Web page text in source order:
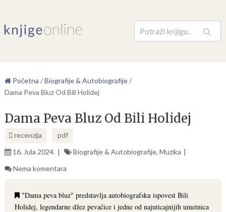
Pretraga
Početna /Biografije & Autobiografije/
Dama Peva Bluz Od Bili Holidej
Dama Peva Bluz Od Bili Holidej
recenzija
pdf
16. Jula 2024.
Biografije & Autobiografije, Muzika
Nema komentara
"Dama peva bluz" predstavlja autobiografsku ispovest Bili
Holidej, legendarne džez pevačice i jedne od najuticajnijih umetnica